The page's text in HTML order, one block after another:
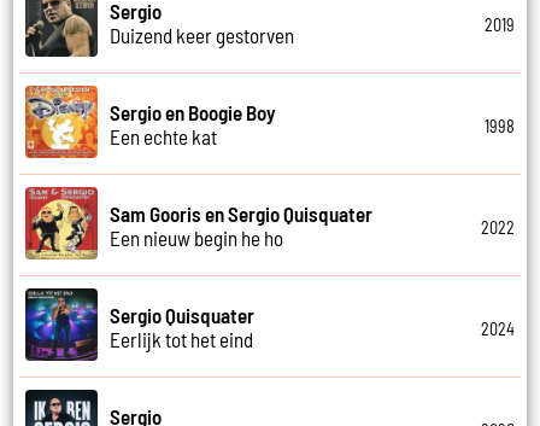
Sergio
Duizend keer gestorven
2019
Sergio en Boogie Boy
Een echte kat
1998
Sam Gooris en Sergio Quisquater
Een nieuw begin he ho
2022
Sergio Quisquater
Eerlijk tot het eind
2024
Sergio